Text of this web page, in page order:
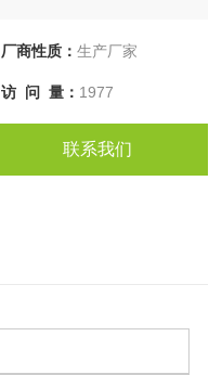
厂商性质： 生产厂家
访 问 量： 1977
联系我们